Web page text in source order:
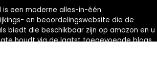
is een moderne alles-in-één
en beoordelingswebsite die de
biedt die beschikbaar zijn op amazon en u
houdt via de laatst toegevoegde blogs.